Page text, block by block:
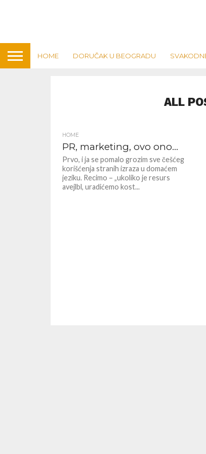
HOME DORUČAK U BEOGRADU
ALL
HOME
PR, marketing, ovo ono…
Prvo, i ja se pomalo grozim sve češćeg
korišćenja stranih izraza u domaćem
jeziku. Recimo – „ukoliko je resurs
avejlbl, uradićemo kost...